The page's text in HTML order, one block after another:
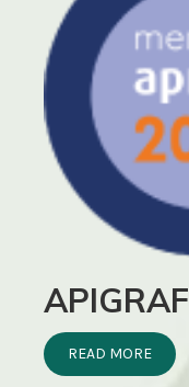
APIGRAF
READ MORE